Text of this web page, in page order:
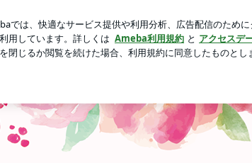
しい振る舞い・岡山で学べるトータルマナー
念なミスドのアイス